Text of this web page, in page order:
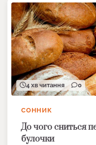
4 хв читання 0
СОННИК
До чого сниться
булочки